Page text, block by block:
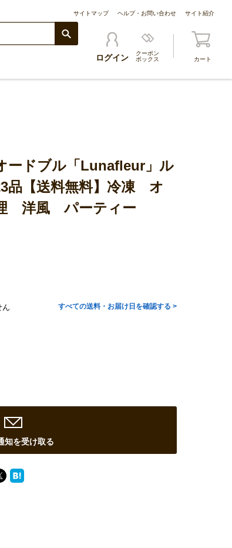
サイトマップ ヘルプ・お問い合わせ サイト紹介
ログイン
クーポン
ボックス
カート
ードブル「Lunafleur」ル
【送料無料】冷凍 オ
洋風 パーティー
ん
すべての送料・お届け日を確認する >
知を受け取る